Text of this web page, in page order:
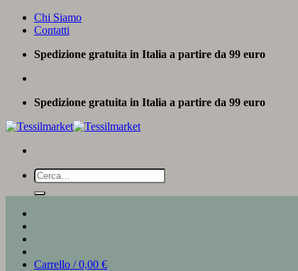
Salta
Chi Siamo
Contatti
Spedizione gratuita in Italia a partire da 99 euro
Spedizione gratuita in Italia a partire da 99 euro
Cerca:
Carrello /0,00 €